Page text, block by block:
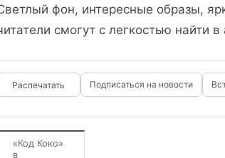
фон, интересные образы,
смогут с легкостью найти
Подписаться на новости
«Код Коко»
в